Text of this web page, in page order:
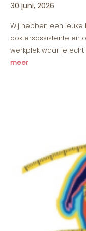
30 juni, 2026
Wij hebben een
doktersassistente en
werkplek waar je
meer